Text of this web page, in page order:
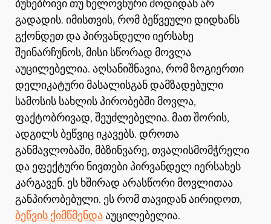
ბუნებრივი თუ ხელოვნური მოდიდან არ
გადადის. იმისთვის, რომ ბეწვეული დიდხანს
გქონდეთ და პირვანდელი იერსახე
შეინარჩუნოს, მისი სწორად მოვლა
აუცილებელია. აღსანიშნავია, რომ ზოგიერთი
დელიკატური მასალისგან დამზადებული
სამოსის სახლის პირობებში მოვლა,
ფაქტობრივად, შეუძლებელია. მათ შორის,
ადგილს ბეწვიც იკავებს. დროთა
განმავლობაში, მბზინვარე, თვალისმომჭრელი
და ეფექტური ნივთები პირვანდელ იერსახეს
კარგავენ. ეს ხშირად არასწორი მოვლითაა
განპირობებული. ეს რომ თავიდან აირიდოთ,
ბეწვის ქიმწმენდააუცილებელია.